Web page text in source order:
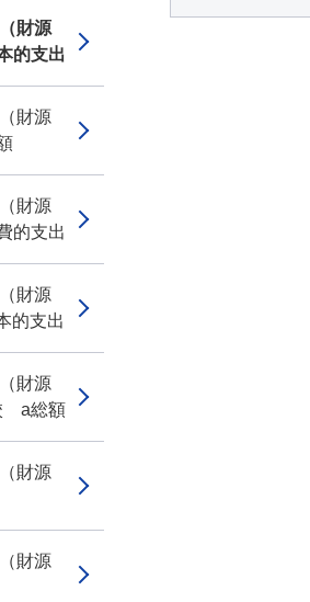
財源
的支出
財源
財源
的支出
財源
的支出
財源
a総額
財源
財源